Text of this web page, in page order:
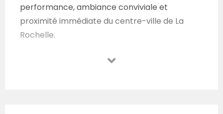
performance, ambiance conviviale et
proximité immédiate du centre-ville de La
Rochelle.
Formats de